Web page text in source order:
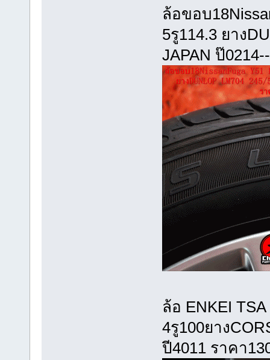
ล้อขอบ
5รู114.3 ยาง
JAPAN ป๊
ล้อ ENKEI
4รู100ยาง
ปี4011 ราคา